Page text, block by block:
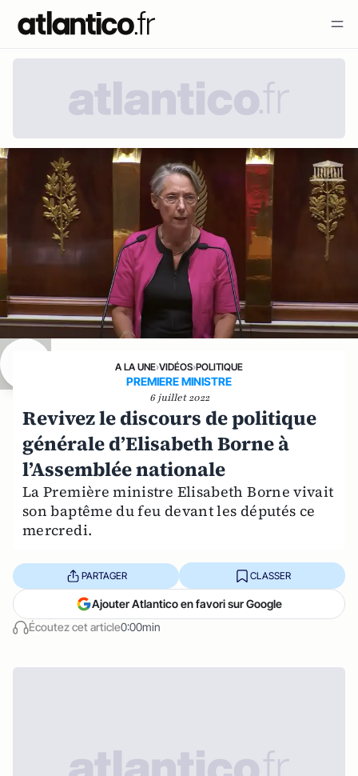
A LA UNE›VIDÉOS›POLITIQUE
PREMIERE MINISTRE
6 juillet 2022
Revivez le discours de politique
générale d’Elisabeth Borne à
l’Assemblée nationale
La Première ministre Elisabeth Borne vivait
son baptême du feu devant les députés ce
mercredi.
Écoutez cet article0:00min
PARTAGER CLASSER
Ajouter Atlantico en favori sur Google